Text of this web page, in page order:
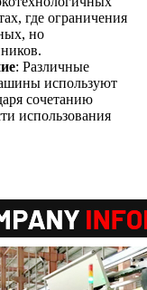
где ограничения
но
: Различные
используют
сочетанию
использования